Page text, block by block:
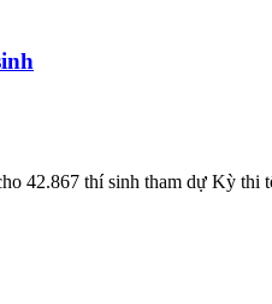
42.867 thí sinh tham dự Kỳ thi